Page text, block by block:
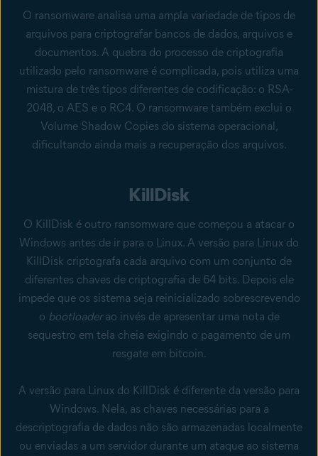
O ransomware analisa uma ampla variedade de tipos de
arquivos para criptografar bancos de dados, arquivos e
documentos. A quebra do processo de criptografia
utilizado pelo ransomware é complicada, pois utiliza uma
mistura de três tipos diferentes de codificação: o RSA-
2048, o AES e o RC4. O ransomware também exclui o
Volume Shadow Copies do sistema operacional,
dificultando ainda mais a recuperação dos arquivos.
KillDisk
O KillDisk é outro ransomware que começou a atacar o
Windows antes de ir para o Linux. A versão para Linux do
KillDisk criptografa cada arquivo com um conjunto de
diferentes chaves de criptografia de 64 bits. Depois ele
impede que os sistema seja reinicializado sobrescrevendo
o bootloaderao invés de apresentar uma nota de
sequestro em tela cheia exigindo o pagamento de um
resgate em bitcoin.
A versão para Linux do KillDisk é diferente da versão para
Windows. Nela, as chaves necessárias para a
descriptografia de dados não são armazenadas localmente
ou enviadas a um servidor durante um ataque ao sistema